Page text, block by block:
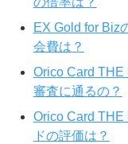
EX Gold for Biz
会費は？
Orico Card THE
審査に通るの？
Orico Card THE
ドの評価は？